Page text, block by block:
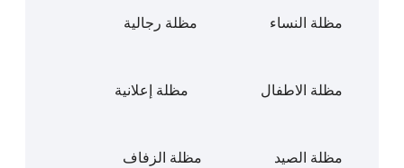
مظلة النساء مظلة رجالية
مظلة الاطفال مظلة إعلانية
مظلة الصيد مظلة الزفاف